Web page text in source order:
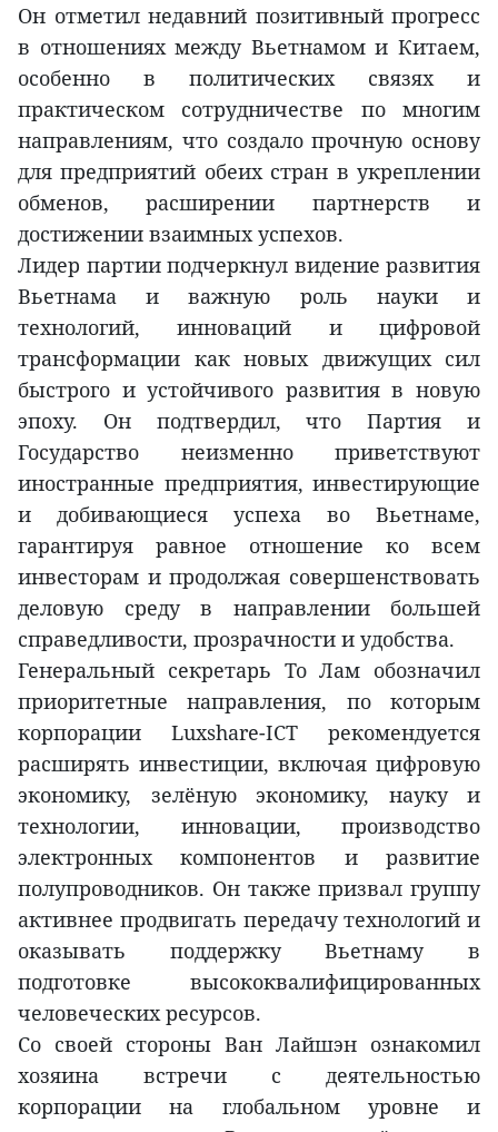
Он отметил недавний позитивный прогресс
в отношениях между Вьетнамом и Китаем,
особенно в политических связях и
практическом сотрудничестве по многим
направлениям, что создало прочную основу
для предприятий обеих стран в укреплении
обменов, расширении партнерств и
достижении взаимных успехов.
Лидер партии подчеркнул видение развития
Вьетнама и важную роль науки и
технологий, инноваций и цифровой
трансформации как новых движущих сил
быстрого и устойчивого развития в новую
эпоху. Он подтвердил, что Партия и
Государство неизменно приветствуют
иностранные предприятия, инвестирующие
и добивающиеся успеха во Вьетнаме,
гарантируя равное отношение ко всем
инвесторам и продолжая совершенствовать
деловую среду в направлении большей
справедливости, прозрачности и удобства.
Генеральный секретарь То Лам обозначил
приоритетные направления, по которым
корпорации Luxshare-ICT рекомендуется
расширять инвестиции, включая цифровую
экономику, зелёную экономику, науку и
технологии, инновации, производство
электронных компонентов и развитие
полупроводников. Он также призвал группу
активнее продвигать передачу технологий и
оказывать поддержку Вьетнаму в
подготовке высококвалифицированных
человеческих ресурсов.
Со своей стороны Ван Лайшэн ознакомил
хозяина встречи с деятельностью
корпорации на глобальном уровне и